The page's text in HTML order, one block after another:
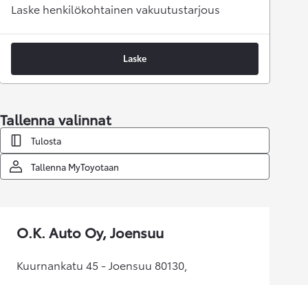
Laske henkilökohtainen vakuutustarjous
Laske
Tallenna valinnat
Tulosta
Tallenna MyToyotaan
O.K. Auto Oy, Joensuu
Kuurnankatu 45 - Joensuu 80130,